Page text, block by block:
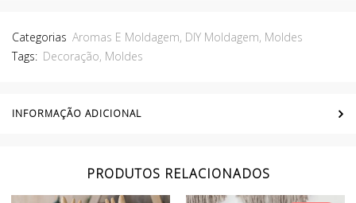
Categorias Aromas E Moldagem, DIY Moldagem, Moldes
Tags: Decoração, Moldes
INFORMAÇÃO ADICIONAL
PRODUTOS RELACIONADOS